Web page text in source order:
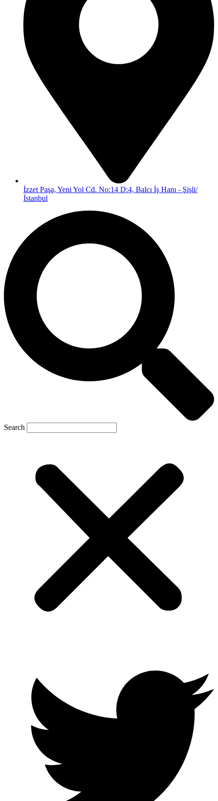
İzzet Paşa, Yeni Yol Cd. No:14 D:4, Balcı İş Hanı - Şişli/
İstanbul
Search